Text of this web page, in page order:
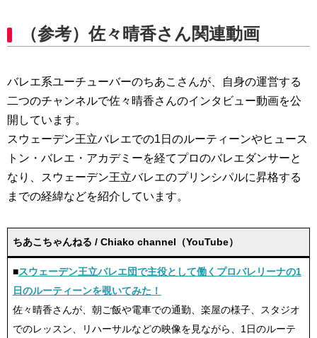
（参考）佐々晴香さん関連動画
バレエ系ユーチューバーのちあこさんが、自身の運営する
二つのチャンネルで佐々晴香さんのインタビュー動画を公
開しています。
スウェーデン王立バレエでの1日のルーティーンやヒュース
トン・バレエ・アカデミーを経てプロのバレエダンサーと
なり、スウェーデン王立バレエのプリンシパルに昇格する
までの経緯などを紹介しています。
ちあこちゃんねる / Chiako channel（YouTube）
■スウェーデン王立バレエ団で主役として働くプロバレリーナの1
日のルーティーンを覗いてみた！
佐々晴香さんが、朝ご飯や電車での通勤、楽屋の様子、スタジオ
でのレッスン、リハーサルなどの映像を見ながら、1日のルーテ